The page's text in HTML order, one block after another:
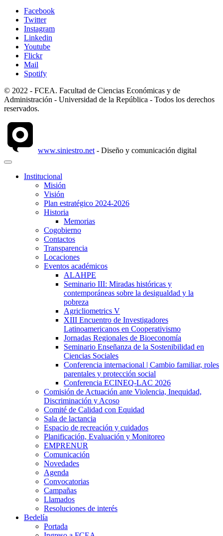
Facebook
Twitter
Instagram
Linkedin
Youtube
Flickr
Mail
Spotify
© 2022 - FCEA. Facultad de Ciencias Económicas y de
Administración - Universidad de la República - Todos los derechos
reservados.
www.siniestro.net - Diseño y comunicación digital
Institucional
Misión
Visión
Plan estratégico 2024-2026
Historia
Memorias
Cogobierno
Contactos
Transparencia
Locaciones
Eventos académicos
ALAHPE
Seminario III: Miradas históricas y
contemporáneas sobre la desigualdad y la
pobreza
Agricliometrics V
XIII Encuentro de Investigadores
Latinoamericanos en Cooperativismo
Jornadas Regionales de Bioeconomía
Seminario Enseñanza de la Sostenibilidad en
Ciencias Sociales
Conferencia internacional | Cambio familiar, roles
parentales y protección social
Conferencia ECINEQ-LAC 2026
Comisión de Actuación ante Violencia, Inequidad,
Discriminación y Acoso
Comité de Calidad con Equidad
Sala de lactancia
Espacio de recreación y cuidados
Planificación, Evaluación y Monitoreo
EMPRENUR
Comunicación
Novedades
Agenda
Convocatorias
Campañas
Llamados
Resoluciones de interés
Bedelía
Portada